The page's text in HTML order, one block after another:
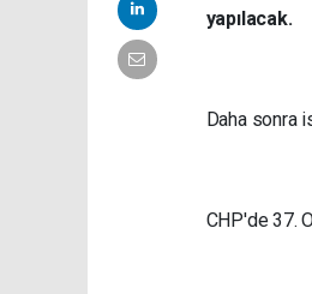
yapılacak.
Daha sonra
CHP'de 37.